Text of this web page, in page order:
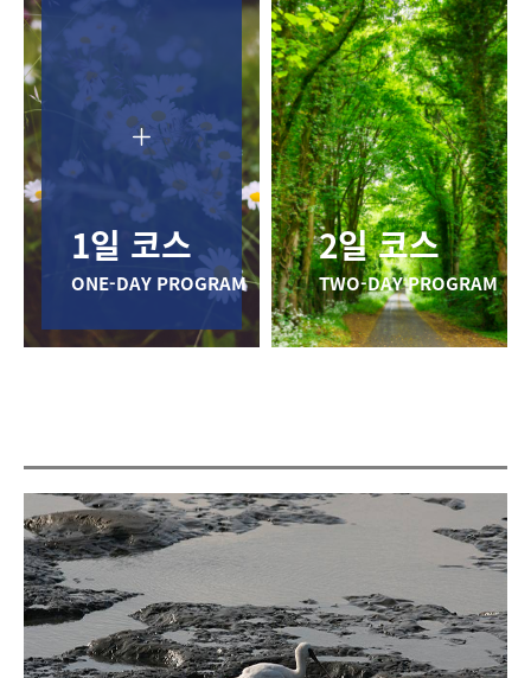
1일 코스
ONE-DAY PROGRAM
2일 코스
TWO-DAY PROGRAM